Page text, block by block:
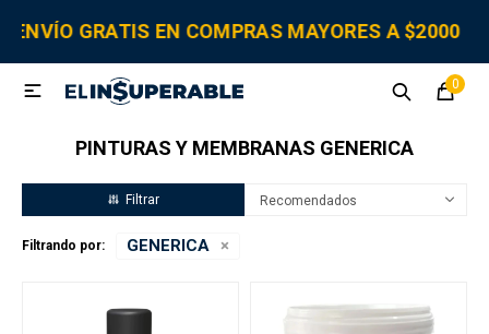
GRATIS EN COMPRAS MAYORES A $2000 ⚡
0

PINTURAS Y MEMBRANAS GENERICA
Recomendados
Filtrando por: GENERICA
MI CUENTA
Sanitaria Tornillería Electricidad Herramientas
Fitting
Grifería y canillas